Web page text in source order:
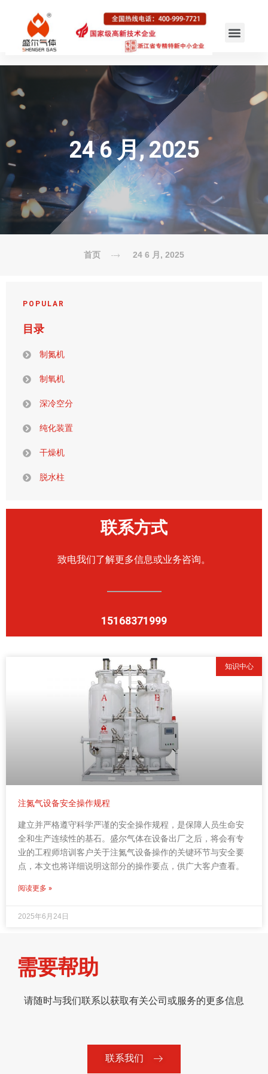
24 6 月, 2025
首页 24 6 月, 2025
POPULAR
目录
制氮机
制氧机
深冷空分
纯化装置
干燥机
脱水柱
联系方式
致电我们了解更多信息或业务咨询。
15168371999
知识中心
注氮气设备安全操作规程
建立并严格遵守科学严谨的安全操作规程，是保障人员生命安
全和生产连续性的基石。盛尔气体在设备出厂之后，将会有专
业的工程师培训客户关于注氮气设备操作的关键环节与安全要
点，本文也将详细说明这部分的操作要点，供广大客户查看。
阅读更多 »
2025年6月24日
需要帮助
请随时与我们联系以获取有关公司或服务的更多信息
联系我们